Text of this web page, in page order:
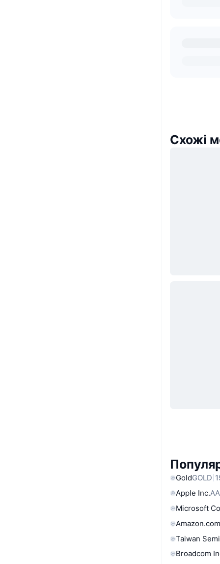
Схожі
GoldGOLD
Apple Inc.
Microsoft
Taiwan
Broadcom